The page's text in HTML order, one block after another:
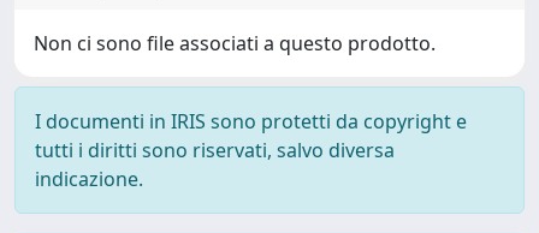
Non ci sono file associati a questo prodotto.
I documenti in IRIS sono protetti da copyright e
tutti i diritti sono riservati, salvo diversa
indicazione.